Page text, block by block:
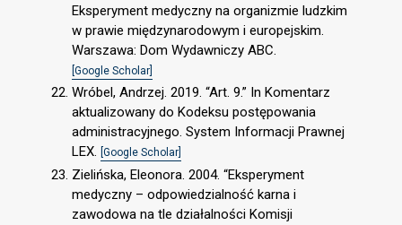
Eksperyment medyczny na organizmie ludzkim
w prawie międzynarodowym i europejskim.
Warszawa: Dom Wydawniczy ABC.
[Google Scholar]
Wróbel, Andrzej. 2019. “Art. 9.” In Komentarz
aktualizowany do Kodeksu postępowania
administracyjnego. System Informacji Prawnej
LEX. [Google Scholar]
Zielińska, Eleonora. 2004. “Eksperyment
medyczny – odpowiedzialność karna i
zawodowa na tle działalności Komisji